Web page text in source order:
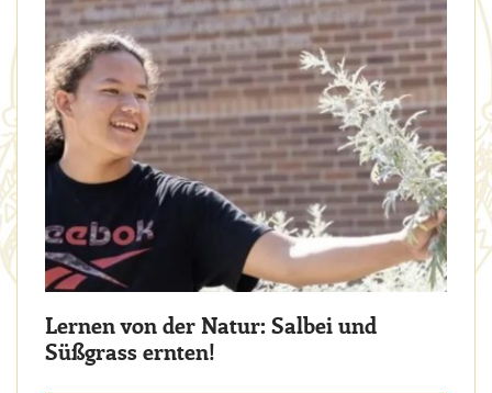
Lernen von der Natur: Salbei und
Süßgrass ernten!